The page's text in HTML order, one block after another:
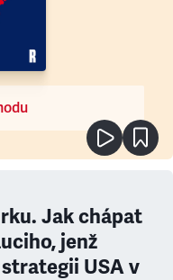
Jak chápat
jenž
USA v